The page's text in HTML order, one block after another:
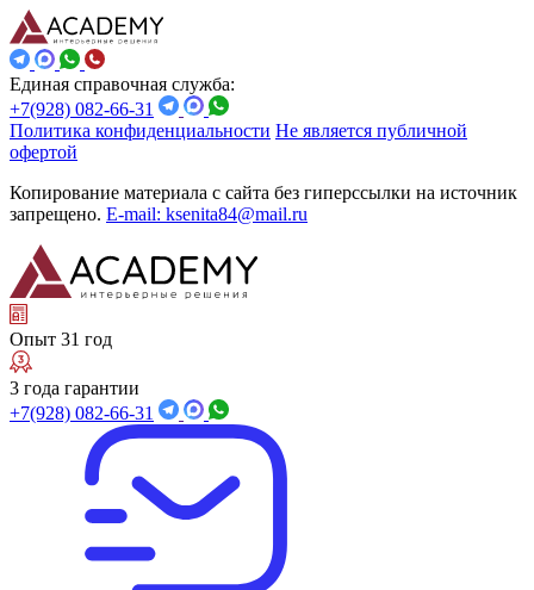
Единая справочная служба:
+7(928) 082-66-31
Политика конфиденциальности Не является публичной
офертой
Копирование материала с сайта без гиперссылки на источник
запрещено. E-mail: ksenita84@mail.ru
Опыт 31 год
3 года гарантии
+7(928) 082-66-31